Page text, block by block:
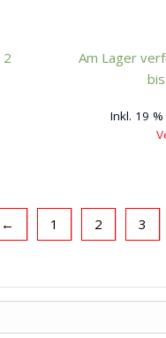
2
Am Lager
Inkl. 19
← 1 2 3